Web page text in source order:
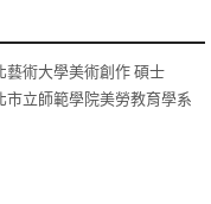
藝術大學美術創作 碩士
市立師範學院美勞教育學系